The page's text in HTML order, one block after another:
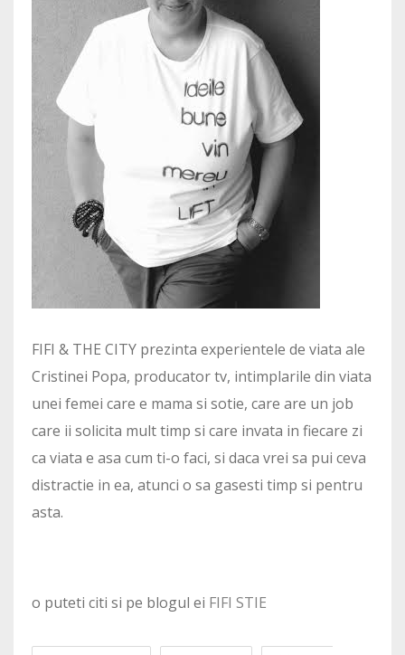
FIFI & THE CITY prezinta experientele de viata ale
Cristinei Popa, producator tv, intimplarile din viata
unei femei care e mama si sotie, care are un job
care ii solicita mult timp si care invata in fiecare zi
ca viata e asa cum ti-o faci, si daca vrei sa pui ceva
distractie in ea, atunci o sa gasesti timp si pentru
asta.
o puteti citi si pe blogul ei FIFI STIE